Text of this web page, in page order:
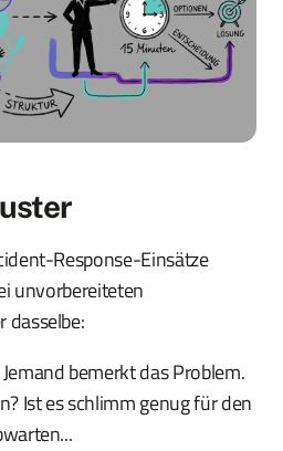
Response-Einsätze
unvorbereiteten
dasselbe:
bemerkt das Problem.
Ist es schlimm genug für den